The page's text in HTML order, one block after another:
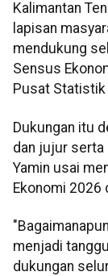
Kalimantan
lapisan
mendukung
Sensus
Pusat Statistik
Dukungan itu
dan jujur serta
Yamin usai
Ekonomi 2026
menjadi
dukungan